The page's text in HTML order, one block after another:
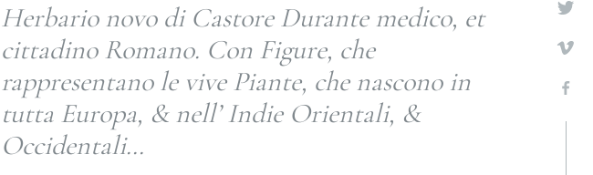
Herbario novo di Castore Durante medico, et
cittadino Romano. Con Figure, che
rappresentano le vive Piante, che nascono in
tutta Europa, & nell’ Indie Orientali, &
Occidentali…